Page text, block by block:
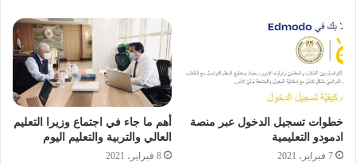
الشهادة الإعدادية بمحافظة السويس
محافظ السويس محافظة السويس
نسبة نجاح محافظة السويس
خطوات تسجيل الدخول عبر منصة
ادمودو التعليمية
7 فبراير، 2021
أهم ما جاء في اجتماع وزيرا التعليم
العالي والتربية والتعليم اليوم
8 فبراير، 2021